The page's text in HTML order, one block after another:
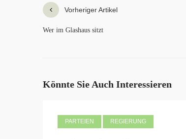
Vorheriger Artikel
Wer im Glashaus sitzt
Könnte Sie Auch Interessieren
PARTEIEN REGIERUNG